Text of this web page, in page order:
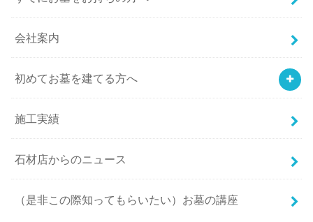
会社案内
初めてお墓を建てる方へ
施工実績
石材店からのニュース
（是非この際知ってもらいたい）お墓の講座